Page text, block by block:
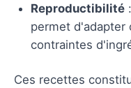
Reproductibilité
permet d'adapter
contraintes
Ces recettes